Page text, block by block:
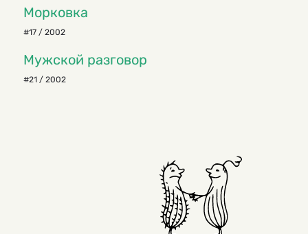
Морковка
#17 / 2002
Мужской разговор
#21 / 2002